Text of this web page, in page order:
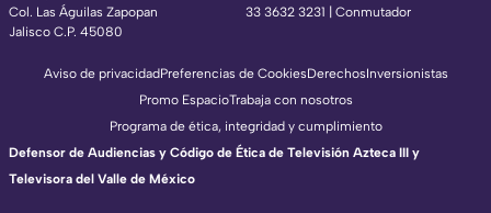
Col. Las Águilas Zapopan
Jalisco C.P. 45080
33 3632 3231 | Conmutador
Aviso de privacidadPreferencias de CookiesDerechosInversionistas
Promo EspacioTrabaja con nosotros
Programa de ética, integridad y cumplimiento
Defensor de Audiencias y Código de Ética de Televisión Azteca III y
Televisora del Valle de México